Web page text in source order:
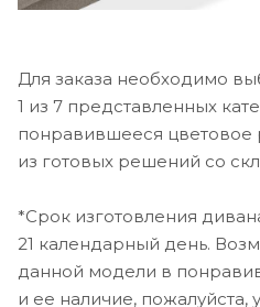
Для заказа необходимо
1 из 7 представленных
понравившееся
из готовых решений со
*Срок изготовления
21 календарный день.
данной модели в
и ее наличие, пожалуйста,